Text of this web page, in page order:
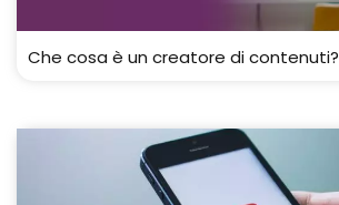
Che cosa è un creatore di contenuti?